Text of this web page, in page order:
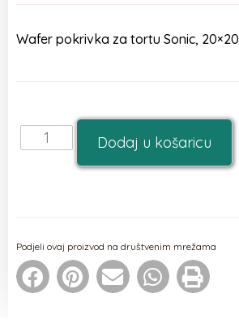
Wafer pokrivka za tortu Sonic, 20×20
Dodaj u košaricu
Podjeli ovaj proizvod na društvenim mrežama